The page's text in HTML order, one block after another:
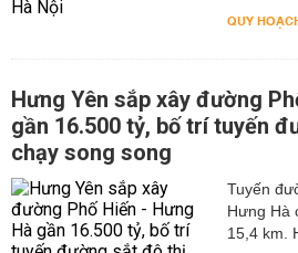
QUY
Hưng Yên sắp xây đường
gần 16.500 tỷ, bố trí tuyến
chạy song song
Tuyến
Hưng Hà
15,4 km.